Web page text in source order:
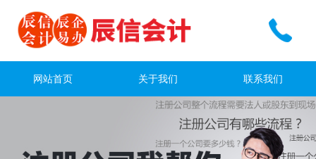
网站首页 关于我们 联系我们